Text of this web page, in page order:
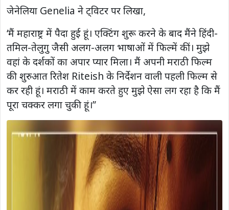
जेनेलिया Genelia ने ट्विटर पर लिखा,
‘मैं महाराष्ट्र में पैदा हुई हूं। एक्टिंग शुरू करने के बाद मैंने हिंदी-
तमिल-तेलुगु जैसी अलग-अलग भाषाओं में फिल्में कीं। मुझे
वहां के दर्शकों का अपार प्यार मिला। मैं अपनी मराठी फिल्म
की शुरुआत रितेश Riteish के निर्देशन वाली पहली फिल्म से
कर रही हूं। मराठी में काम करते हुए मुझे ऐसा लग रहा है कि मैं
पूरा चक्कर लगा चुकी हूं।”